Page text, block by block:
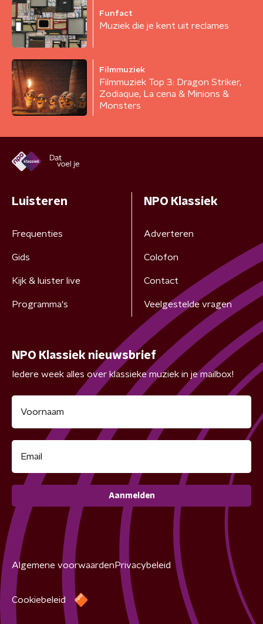
Funfact
Muziek die je kent uit reclames
Filmmuziek
Filmmuziek Top 3: Dragon Striker,
Zodiaque, La cena & Minions &
Monsters
Luisteren
Frequenties
Gids
Kijk & luister live
Programma's
NPO Klassiek
Adverteren
Colofon
Contact
Veelgestelde vragen
NPO Klassiek nieuwsbrief
Iedere week alles over klassieke muziek in je mailbox!
Aanmelden
Algemene voorwaarden Privacybeleid
Cookiebeleid